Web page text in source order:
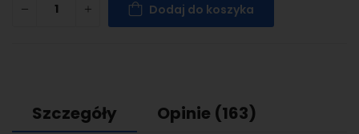
Dodaj do koszyka
Szczegóły Opinie (163)